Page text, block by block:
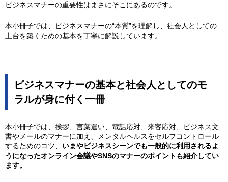
ビジネスマナーの重要性はまさにそこにあるのです。
本小冊子では、ビジネスマナーの“本質”を理解し、社会人としての
土台を築くための基本を丁寧に解説しています。
ビジネスマナーの基本と社会人としてのモ
ラルが身に付く一冊
本小冊子では、挨拶、言葉遣い、電話応対、来客応対、ビジネス文
書やメールのマナーに加え、メンタルヘルスをセルフコントロール
するためのコツ、 いまやビジネスシーンでも一般的に利用されるよ
うになったオンライン会議やSNSのマナーのポイントも紹介してい
ます。